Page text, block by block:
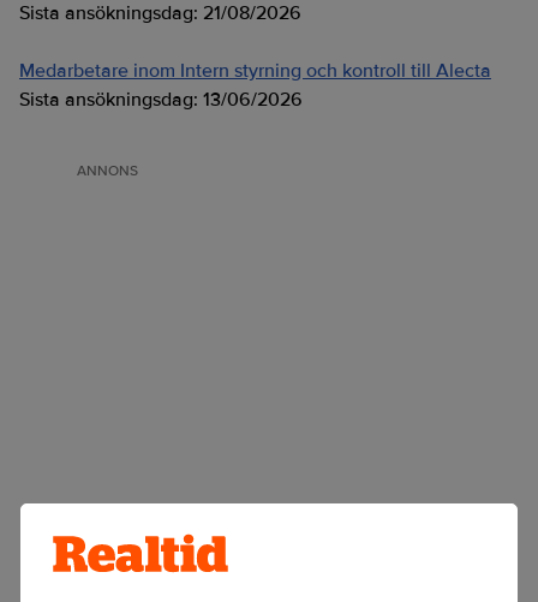
Sista ansökningsdag: 21/08/2026
Medarbetare inom Intern styrning och kontroll till Alecta
Sista ansökningsdag: 13/06/2026
ANNONS